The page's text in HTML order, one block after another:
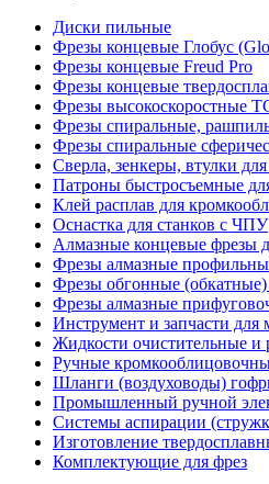
Диски пильные
Фрезы концевые Глобус
Фрезы концевые Freud Pro
Фрезы концевые
Фрезы высокоскоростные
Фрезы спиральные,
Фрезы спиральные
Сверла, зенкеры, втулки
Патроны быстросъемные
Клей расплав для
Оснастка для станков с ЧПУ
Алмазные концевые
Фрезы алмазные
Фрезы обгонные
Фрезы алмазные
Инструмент и запчасти для
Жидкости очистительные и
Ручные
Шланги (воздуховоды)
Промышленный ручной
Системы аспирации
Изготовление
Комплектующие для фрез